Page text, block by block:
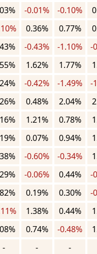
-0.01% -0.10%
0.36% 0.77%
-0.43% -1.10% -
1.62% 1.77%
-0.42% -1.49% -
0.48% 2.04%
1.21% 0.78%
0.07% 0.94%
-0.60% -0.34%
-0.06% 0.44% -
0.19% 0.30% -
1.38% 0.44%
0.74% -0.48%
-
- -